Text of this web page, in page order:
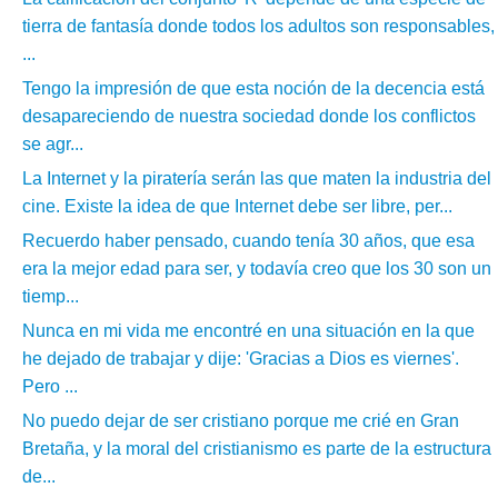
tierra de fantasía donde todos los adultos son responsables,
...
Tengo la impresión de que esta noción de la decencia está
desapareciendo de nuestra sociedad donde los conflictos
se agr...
La Internet y la piratería serán las que maten la industria del
cine. Existe la idea de que Internet debe ser libre, per...
Recuerdo haber pensado, cuando tenía 30 años, que esa
era la mejor edad para ser, y todavía creo que los 30 son un
tiemp...
Nunca en mi vida me encontré en una situación en la que
he dejado de trabajar y dije: 'Gracias a Dios es viernes'.
Pero ...
No puedo dejar de ser cristiano porque me crié en Gran
Bretaña, y la moral del cristianismo es parte de la estructura
de...